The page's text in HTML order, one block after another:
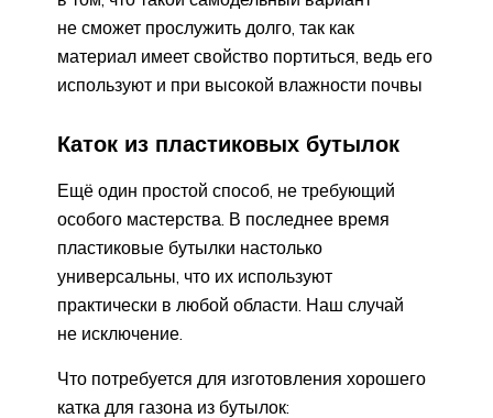
не сможет прослужить долго, так как
материал имеет свойство портиться, ведь его
используют и при высокой влажности почвы
Каток из пластиковых бутылок
Ещё один простой способ, не требующий
особого мастерства. В последнее время
пластиковые бутылки настолько
универсальны, что их используют
практически в любой области. Наш случай
не исключение.
Что потребуется для изготовления хорошего
катка для газона из бутылок: